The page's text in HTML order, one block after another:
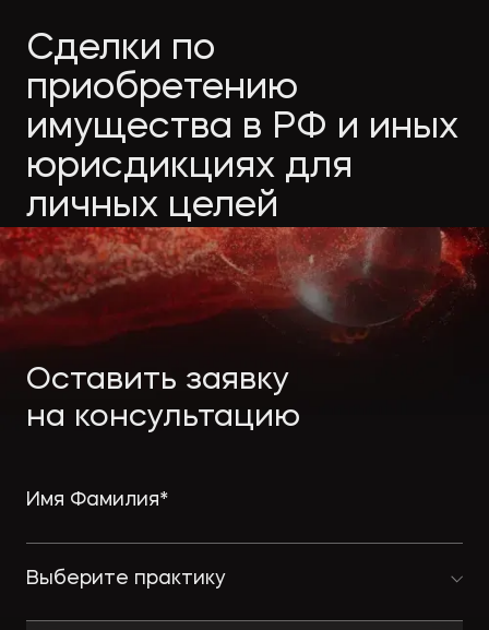
и проектирование
Банкротство
Экологическое
право
компании
Публикации
в СМИ
Полезные
материалы
Статьи
Сделки по
приобретению
имущества в РФ и иных
юрисдикциях для
личных целей
Оставить заявку
на консультацию
Выберите практику